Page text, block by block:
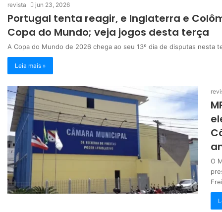
revista jun 23, 2026
Portugal tenta reagir, e Inglaterra e
Copa do Mundo; veja jogos desta terça
A Copa do Mundo de 2026 chega ao seu 13º dia de disputas
Leia mais »
O